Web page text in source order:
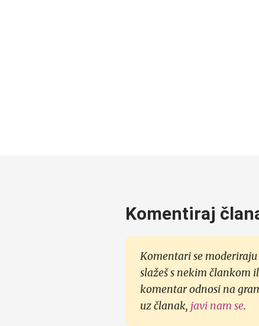
Komentiraj
Komentari se
slažeš s nekim člankom
komentar odnosi na
uz članak, javi nam se.